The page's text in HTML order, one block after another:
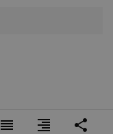
reorder format_align_right share